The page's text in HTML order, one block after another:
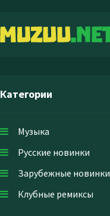
Категории
Музыка
Русские новинки
Зарубежные новинки
Клубные ремиксы